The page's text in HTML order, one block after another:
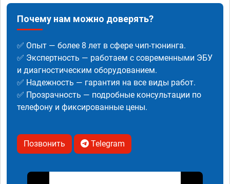
Почему нам можно доверять?
✅ Опыт — более 8 лет в сфере чип-тюнинга.
✅ Экспертность — работаем с современными ЭБУ
и диагностическим оборудованием.
✅ Надежность — гарантия на все виды работ.
✅ Прозрачность — подробные консультации по
телефону и фиксированные цены.
Позвонить Telegram